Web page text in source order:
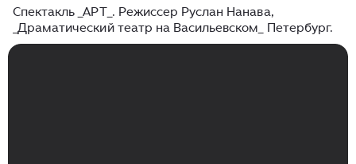
Спектакль _АРТ_. Режиссер Руслан Нанава,
_Драматический театр на Васильевском_ Петербург.